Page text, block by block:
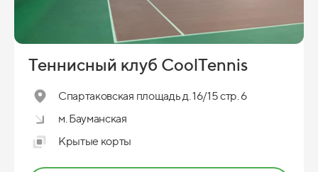
Теннисный клуб CoolTennis
Спартаковская площадь д. 16/15 стр. 6
м. Бауманская
Крытые корты